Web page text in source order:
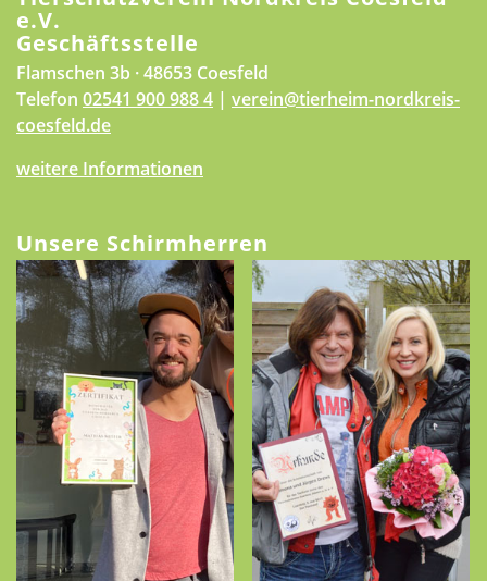
e.V.
Geschäftsstelle
Flamschen 3b · 48653 Coesfeld
Telefon 02541 900 988 4 | verein@tierheim-nordkreis-
coesfeld.de
weitere Informationen
Unsere Schirmherren